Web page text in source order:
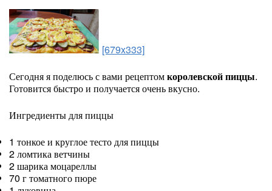
[679x333]
Сегодня я поделюсь с вами рецептомкоролевской пиццы.
Готовится быстро и получается очень вкусно.
Ингредиенты для пиццы
1 тонкое и круглое тесто для пиццы
2 ломтика ветчины
2 шарика моцареллы
70 г томатного пюре